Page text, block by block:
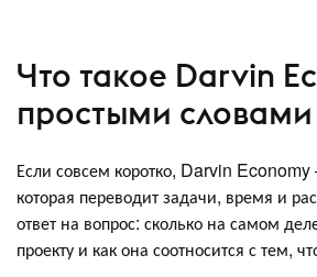
Что такое Darvin
простыми словами
Если совсем коротко, Darvin Economy
которая переводит задачи, время и
ответ на вопрос: сколько на самом
проекту и как она соотносится с тем,